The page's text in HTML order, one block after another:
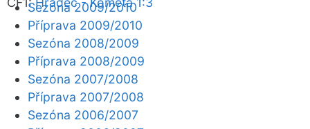
Sezóna 2009/2010
Příprava 2009/2010
Sezóna 2008/2009
Příprava 2008/2009
Sezóna 2007/2008
Příprava 2007/2008
Sezóna 2006/2007